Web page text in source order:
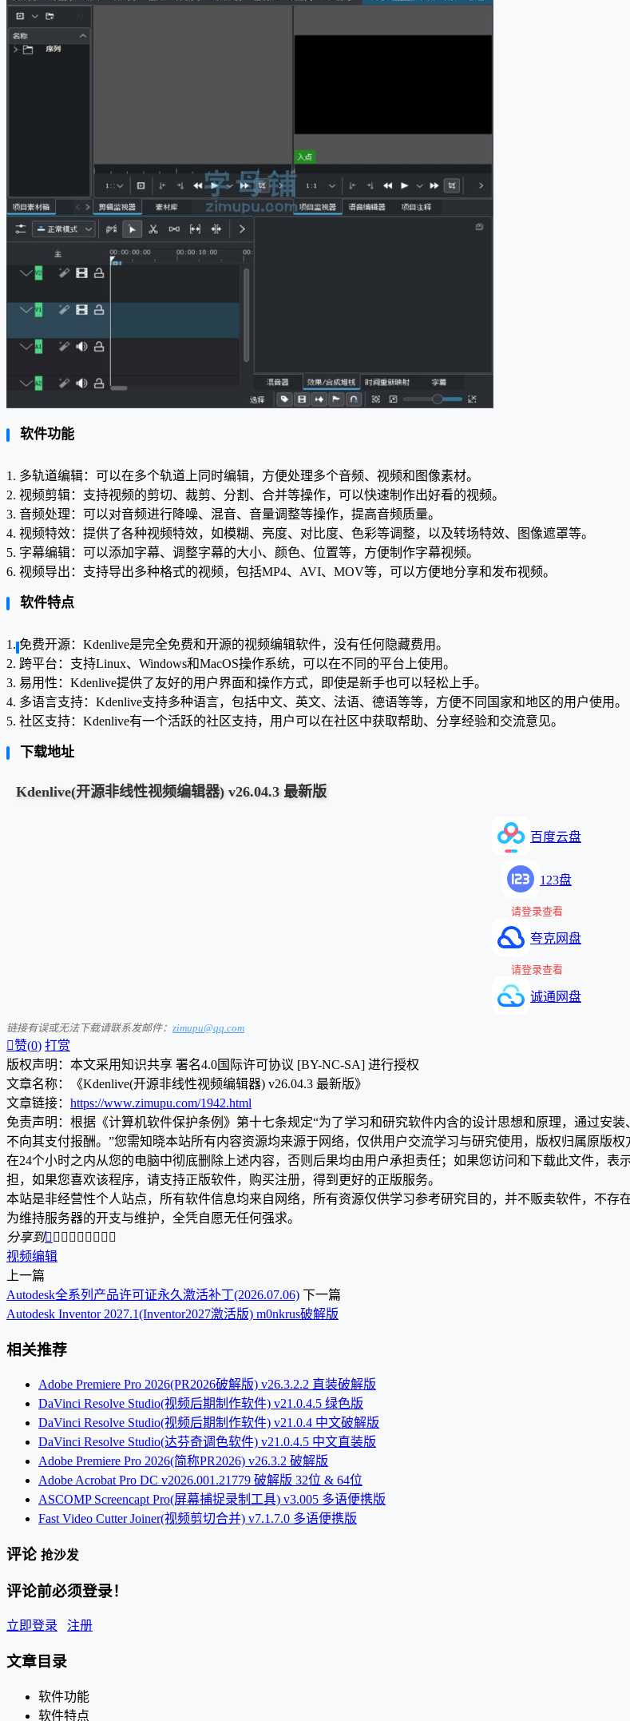
软件功能
1. 多轨道编辑：可以在多个轨道上同时编辑，方便处理多个音频、视频和图像素材。
2. 视频剪辑：支持视频的剪切、裁剪、分割、合并等操作，可以快速制作出好看的视频。
3. 音频处理：可以对音频进行降噪、混音、音量调整等操作，提高音频质量。
4. 视频特效：提供了各种视频特效，如模糊、亮度、对比度、色彩等调整，以及转场特效、图像遮罩等。
5. 字幕编辑：可以添加字幕、调整字幕的大小、颜色、位置等，方便制作字幕视频。
6. 视频导出：支持导出多种格式的视频，包括MP4、AVI、MOV等，可以方便地分享和发布视频。
软件特点
1. 免费开源：Kdenlive是完全免费和开源的视频编辑软件，没有任何隐藏费用。
2. 跨平台：支持Linux、Windows和MacOS操作系统，可以在不同的平台上使用。
3. 易用性：Kdenlive提供了友好的用户界面和操作方式，即使是新手也可以轻松上手。
4. 多语言支持：Kdenlive支持多种语言，包括中文、英文、法语、德语等等，方便不同国家和地区的用户使用。
5. 社区支持：Kdenlive有一个活跃的社区支持，用户可以在社区中获取帮助、分享经验和交流意见。
下载地址
Kdenlive(开源非线性视频编辑器) v26.04.3 最新版
百度云盘
123盘
请登录查看
夸克网盘
请登录查看
诚通网盘
链接有误或无法下载请联系发邮件： zimupu@qq.com
赞(0) 打赏
版权声明：本文采用知识共享 署名4.0国际许可协议 [BY-NC-SA] 进行授权
文章名称：《Kdenlive(开源非线性视频编辑器) v26.04.3 最新版》
文章链接： https://www.zimupu.com/1942.html
免责声明：根据《计算机软件保护条例》第十七条规定“为了学习和研究软件内含的设计思想和原理，通过安
不向其支付报酬。”您需知晓本站所有内容资源均来源于网络，仅供用户交流学习与研究使用，版权归属原版
在24个小时之内从您的电脑中彻底删除上述内容，否则后果均由用户承担责任；如果您访问和下载此文件，
担，如果您喜欢该程序，请支持正版软件，购买注册，得到更好的正版服务。
本站是非经营性个人站点，所有软件信息均来自网络，所有资源仅供学习参考研究目的，并不贩卖软件，不
为维持服务器的开支与维护，全凭自愿无任何强求。
分享到        
视频编辑
上一篇
Autodesk全系列产品许可证永久激活补丁(2026.07.06) 下一篇
Autodesk Inventor 2027.1(Inventor2027激活版) m0nkrus破解版
相关推荐
Adobe Premiere Pro 2026(PR2026破解版) v26.3.2.2 直装破解版
DaVinci Resolve Studio(视频后期制作软件) v21.0.4.5 绿色版
DaVinci Resolve Studio(视频后期制作软件) v21.0.4 中文破解版
DaVinci Resolve Studio(达芬奇调色软件) v21.0.4.5 中文直装版
Adobe Premiere Pro 2026(简称PR2026) v26.3.2 破解版
Adobe Acrobat Pro DC v2026.001.21779 破解版 32位 & 64位
ASCOMP Screencapt Pro(屏幕捕捉录制工具) v3.005 多语便携版
Fast Video Cutter Joiner(视频剪切合并) v7.1.7.0 多语便携版
评论 抢沙发
评论前必须登录！
立即登录 注册
文章目录
软件功能
软件特点